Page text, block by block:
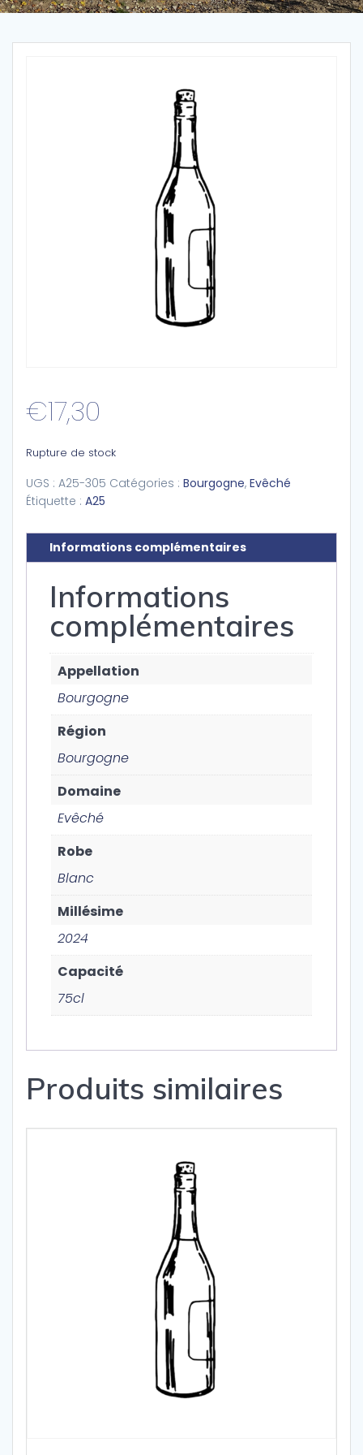
€17,30
Rupture de stock
UGS : A25-305 Catégories : Bourgogne, Evêché
Étiquette : A25
Informations complémentaires
Informations
complémentaires
Appellation
Bourgogne
Région
Bourgogne
Domaine
Evêché
Robe
Blanc
Millésime
2024
Capacité
75cl
Produits similaires